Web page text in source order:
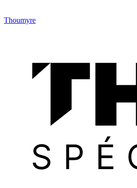
Thoumyre